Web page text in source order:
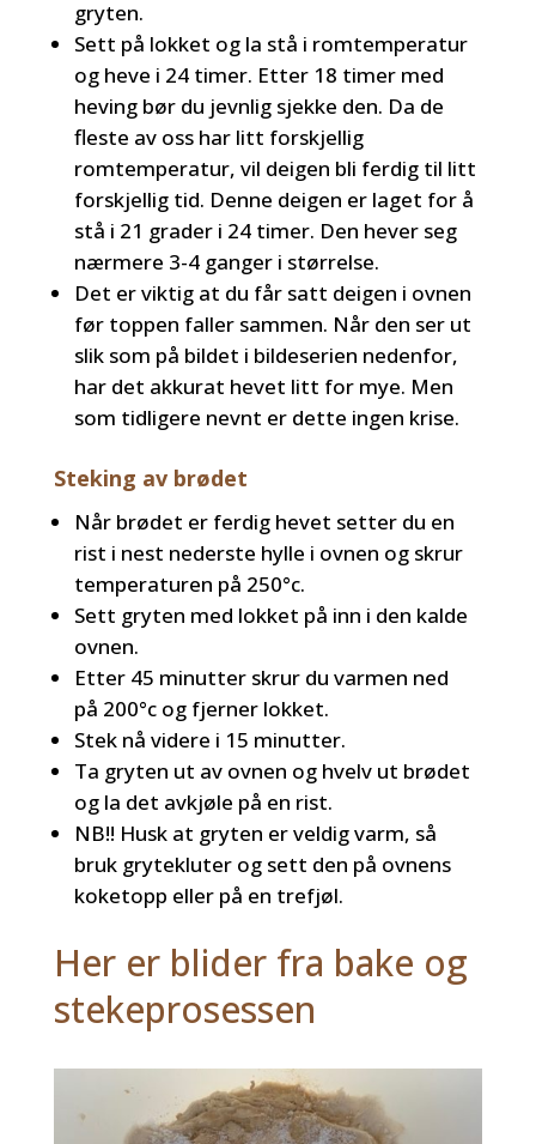
gryten.
Sett på lokket og la stå i romtemperatur
og heve i 24 timer. Etter 18 timer med
heving bør du jevnlig sjekke den. Da de
fleste av oss har litt forskjellig
romtemperatur, vil deigen bli ferdig til litt
forskjellig tid. Denne deigen er laget for å
stå i 21 grader i 24 timer. Den hever seg
nærmere 3-4 ganger i størrelse.
Det er viktig at du får satt deigen i ovnen
før toppen faller sammen. Når den ser ut
slik som på bildet i bildeserien nedenfor,
har det akkurat hevet litt for mye. Men
som tidligere nevnt er dette ingen krise.
Steking av brødet
Når brødet er ferdig hevet setter du en
rist i nest nederste hylle i ovnen og skrur
temperaturen på 250°c.
Sett gryten med lokket på inn i den kalde
ovnen.
Etter 45 minutter skrur du varmen ned
på 200°c og fjerner lokket.
Stek nå videre i 15 minutter.
Ta gryten ut av ovnen og hvelv ut brødet
og la det avkjøle på en rist.
NB!! Husk at gryten er veldig varm, så
bruk grytekluter og sett den på ovnens
koketopp eller på en trefjøl.
Her er blider fra bake og
stekeprosessen